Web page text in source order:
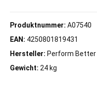
Produktnummer: A07540
EAN: 4250801819431
Hersteller: Perform Better
Gewicht: 24 kg